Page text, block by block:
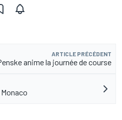
ARTICLE PRÉCÉDENT
anime la journée de course